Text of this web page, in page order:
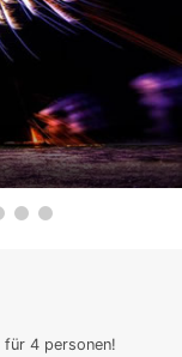
für4 personen!